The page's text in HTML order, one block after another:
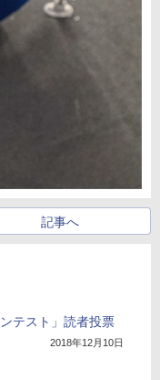
記事へ
テスト」読者投票
2018年12月10日